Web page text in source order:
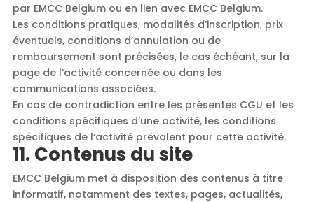
par EMCC Belgium ou en lien avec EMCC Belgium.
Les conditions pratiques, modalités d’inscription, prix
éventuels, conditions d’annulation ou de
remboursement sont précisées, le cas échéant, sur la
page de l’activité concernée ou dans les
communications associées.
En cas de contradiction entre les présentes CGU et les
conditions spécifiques d’une activité, les conditions
spécifiques de l’activité prévalent pour cette activité.
11. Contenus du site
EMCC Belgium met à disposition des contenus à titre
informatif, notamment des textes, pages, actualités,